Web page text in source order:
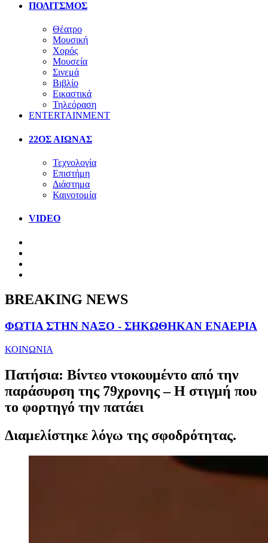
ΠΟΛΙΤΣΜΟΣ
Θέατρο
Μουσική
Χορός
Μουσεία
Σινεμά
Βιβλίο
Εικαστικά
Τηλεόραση
ENTERTAINMENT
22ΟΣ ΑΙΩΝΑΣ
Τεχνολογία
Επιστήμη
Διάστημα
Καινοτομία
VIDEO
BREAKING NEWS
ΦΩΤΙΑ ΣΤΗΝ ΝΑΞΟ - ΣΗΚΩΘΗΚΑΝ ΕΝΑΕΡΙΑ
ΚΟΙΝΩΝΙΑ
Πατήσια: Βίντεο ντοκουμέντο από την
παράσυρση της 79χρονης – Η στιγμή που
το φορτηγό την πατάει
Διαμελίστηκε λόγω της σφοδρότητας.